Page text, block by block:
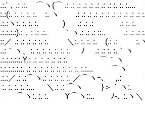
.: ..:.:.:.:.:.'，
.:.:.:.:.:(:. :. :. :. :. :. ヽ .: .:
.: .:.:.:.:ヽ:. :. :. :. ) .: .:
.: .: .:.:.:.:.:.:).:，:
.: .::／ .: .: .: .: :. :. ＼:. :. :. :.
｀ヽ、:. :. :. :. :. :. :. ﾉ
.:.:.:.:.:.:.:.Y.: .: .: .: .: .: :. ⌒
:.:.:.:.:.:.:.:. .: .: .: .: :. :. :. :.
.: .:.:.:.:／.: .:⌒ヽ.: .: .: :.
ヽ:. :. :. :. :... ＼.: .: ⌒ヽ }＞
:. ::.. ⌒ヽ:. :. :. Y⌒
(13)